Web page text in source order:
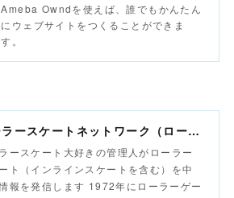
Ameba Owndを使えば、誰でもかんたん
にウェブサイトをつくることができま
す。
ローラースケートネットワーク（ローラースポーツネットワーク）
ースケート大好きの管理人がローラー
ト（インラインスケートを含む）を中
報を発信します 1972年にローラーゲー